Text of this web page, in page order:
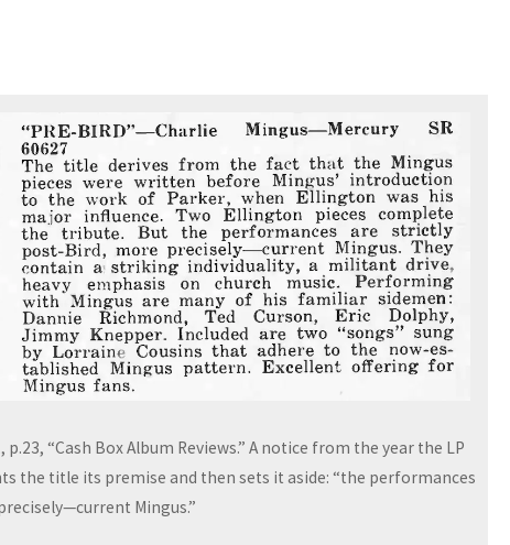
p.23, “Cash Box Album Reviews.” A notice from the year the LP
the title its premise and then sets it aside: “the performances
Mingus.”